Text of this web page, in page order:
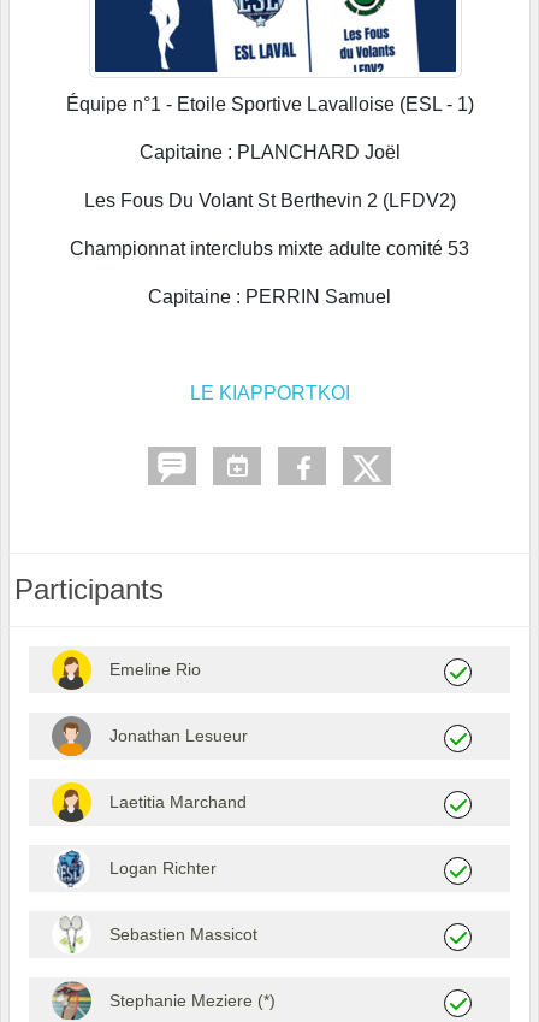
Équipe n°1 - Etoile Sportive Lavalloise (ESL - 1)
Capitaine : PLANCHARD Joël
Les Fous Du Volant St Berthevin 2 (LFDV2)
Championnat interclubs mixte adulte comité 53
Capitaine : PERRIN Samuel
LE KIAPPORTKOI
Participants
Emeline Rio
Jonathan Lesueur
Laetitia Marchand
Logan Richter
Sebastien Massicot
Stephanie Meziere (*)